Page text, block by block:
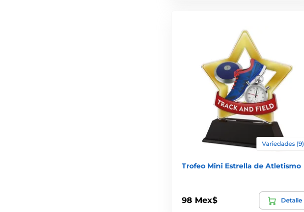
Variedades (9)
Trofeo Mini Estrella de Atletismo
98 Mex$ Detalle